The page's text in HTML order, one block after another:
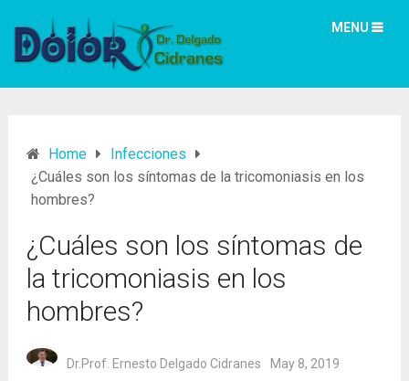
MENU
Home
Infecciones
¿Cuáles son los síntomas de la tricomoniasis en los
hombres?
¿Cuáles son los síntomas de
la tricomoniasis en los
hombres?
Dr.Prof. Ernesto Delgado Cidranes May 8, 2019